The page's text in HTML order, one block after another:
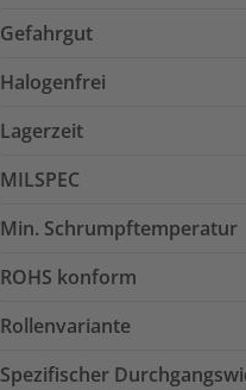
Gefahrgut
Halogenfrei
Lagerzeit
MILSPEC
Min. Schrumpftemperatur
ROHS konform
Rollenvariante
Spezifischer